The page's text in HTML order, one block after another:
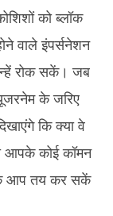
को ब्लॉक
वाले इंपर्सनेशन
रोक सकें। जब
के जरिए
कि क्या वे
आपके कोई कॉमन
आप तय कर सकें